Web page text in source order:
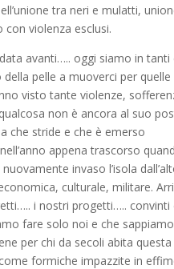
tra neri e mulatti,
con violenza esclusi.
avanti….. oggi siamo in tanti
pelle a muoverci per quelle
visto tante violenze,
non è ancora al suo
che stride e che è emerso
appena trascorso
invaso l’isola
culturale, militare.
i nostri progetti….. convinti
fare solo noi e che
per chi da secoli abita
formiche impazzite in